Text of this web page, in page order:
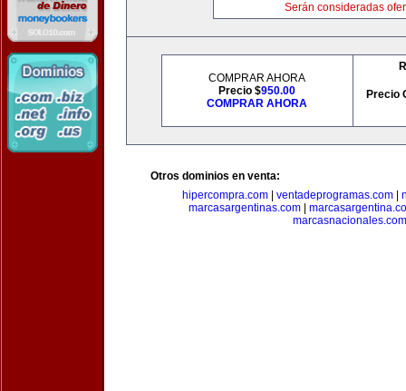
Serán consideradas
COMPRAR AHORA
Precio $950.00
COMPRAR AHORA
Precio
Otros dominios en venta:
hipercompra.com
ventadeprogramas.com
marcasargentinas.com
marcasnacionales.com